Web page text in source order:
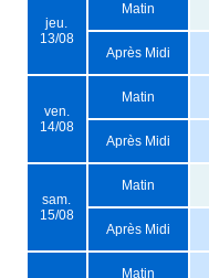
jeu.
13/08
Matin
Après Midi
ven.
14/08
Matin
Après Midi
sam.
15/08
Matin
Après Midi
Matin